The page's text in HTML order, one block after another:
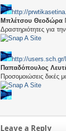
http://
Μπλέτσου Θεοδώρα
Δραστηριότητες για
http://
Παπαδόπουλος
Προσομοιώσεις δικές
Leave a Reply